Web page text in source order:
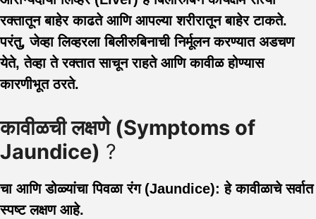
रक्तातून बाहेर काढते आणि आपल्या शरीरातून बाहेर टाकते.
परंतु, जेव्हा लिव्हरला बिलीरुबिनाची निर्मूलन करण्यात अडचण
येते, तेव्हा ते रक्तात साचून राहते आणि कावीळ होण्यास
कारणीभूत ठरते.
कावीळची लक्षणे (Symptoms of
Jaundice) ?
चा आणि डोळ्यांचा पिवळा रंग (Jaundice): हे कावीळाचे सर्वात
स्पष्ट लक्षण आहे.